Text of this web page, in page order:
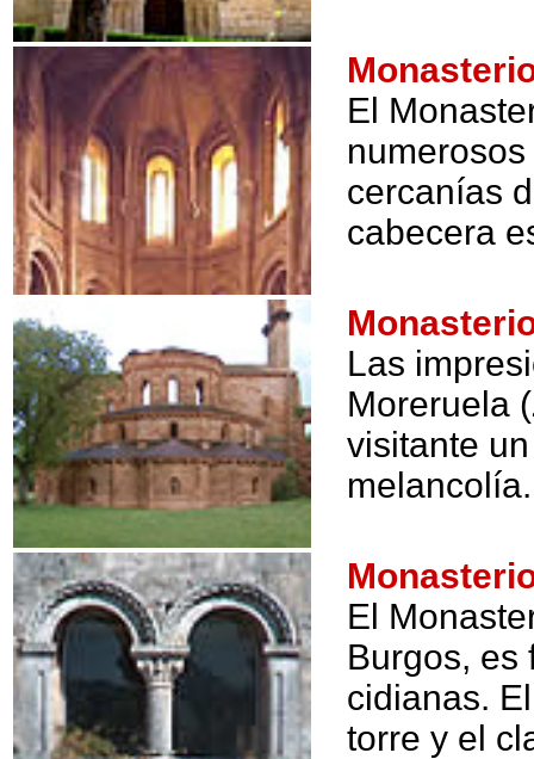
El
cercanías
cabecera
Las
Moreruela
visitante
melancolía.
El
Burgos, es
cidianas.
torre y el